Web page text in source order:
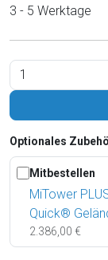
3 - 5 Werktage
Optionales
Mitbestellen
MiTower
Quick®
2.386,00 €